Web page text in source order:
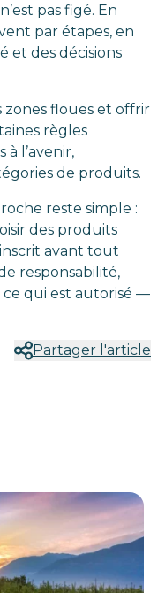
pas figé. En
par étapes, en
et des décisions
zones floues et offrir
règles
l’avenir,
de produits.
reste simple :
des produits
avant tout
responsabilité,
ce qui est autorisé —
Partager l'article